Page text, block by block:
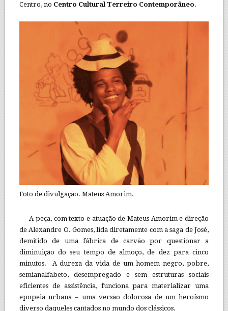
Centro, no Centro Cultural Terreiro Contemporâneo.
Foto de divulgação. Mateus Amorim.
A peça, com texto e atuação de Mateus Amorim e direção
de Alexandre O. Gomes, lida diretamente com a saga de José,
demitido de uma fábrica de carvão por questionar a
diminuição do seu tempo de almoço, de dez para cinco
minutos. A dureza da vida de um homem negro, pobre,
semianalfabeto, desempregado e sem estruturas sociais
eficientes de assistência, funciona para materializar uma
epopeia urbana – uma versão dolorosa de um heroísmo
diverso daqueles cantados no mundo dos clássicos.